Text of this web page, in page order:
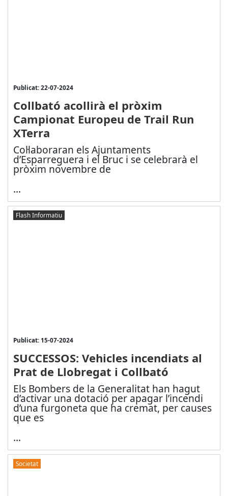
Publicat: 22-07-2024
Collbató acollirà el pròxim
Campionat Europeu de Trail Run
XTerra
Col·laboraran els Ajuntaments
d’Esparreguera i el Bruc i se celebrarà el
pròxim novembre de
...
Flash Informatiu
Publicat: 15-07-2024
SUCCESSOS: Vehicles incendiats al
Prat de Llobregat i Collbató
Els Bombers de la Generalitat han hagut
d’activar una dotació per apagar l’incendi
d’una furgoneta que ha cremat, per causes
que es
...
Societat